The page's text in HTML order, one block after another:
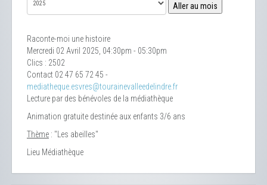
Aller au mois
Raconte-moi une histoire
Mercredi 02 Avril 2025, 04:30pm - 05:30pm
Clics : 2502
Contact 02 47 65 72 45 -
mediatheque.esvres@tourainevalleedelindre.fr
Lecture par des bénévoles de la médiathèque
Animation gratuite destinée aux enfants 3/6 ans
Thème : "Les abeilles"
Lieu Médiathèque